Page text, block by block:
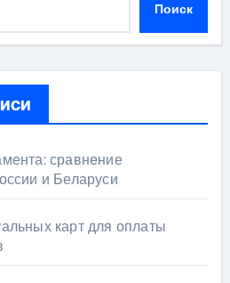
Поиск
сравнение
и Беларуси
карт для оплаты